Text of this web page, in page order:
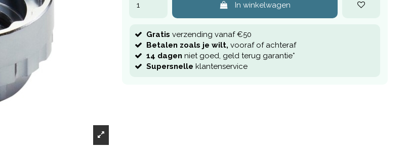
In winkelwagen
Gratis verzending vanaf €50
Betalen zoals je wilt, vooraf of achteraf
14 dagen niet goed, geld terug garantie*
Supersnelle klantenservice